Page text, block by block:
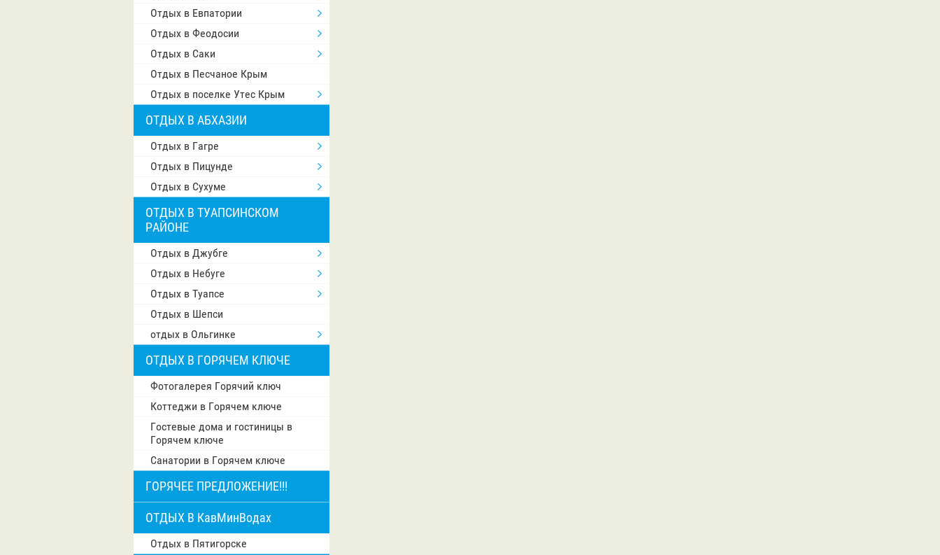
Отдых в Евпатории
Отдых в Феодосии
Отдых в Саки
Отдых в Песчаное Крым
Отдых в поселке Утес Крым
ОТДЫХ В АБХАЗИИ
Отдых в Гагре
Отдых в Пицунде
Отдых в Сухуме
ОТДЫХ В ТУАПСИНСКОМ
РАЙОНЕ
Отдых в Джубге
Отдых в Небуге
Отдых в Туапсе
Отдых в Шепси
отдых в Ольгинке
ОТДЫХ В ГОРЯЧЕМ КЛЮЧЕ
Фотогалерея Горячий ключ
Коттеджи в Горячем ключе
Гостевые дома и гостиницы в
Горячем ключе
Санатории в Горячем ключе
ГОРЯЧЕЕ ПРЕДЛОЖЕНИЕ!!!
ОТДЫХ В КавМинВодах
Отдых в Пятигорске